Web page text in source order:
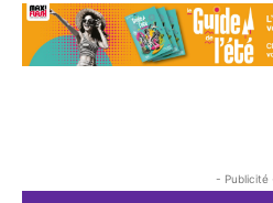
- Publicité